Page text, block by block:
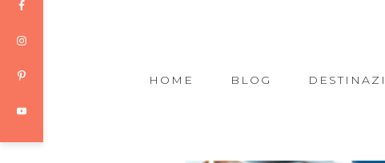
HOME BLOG